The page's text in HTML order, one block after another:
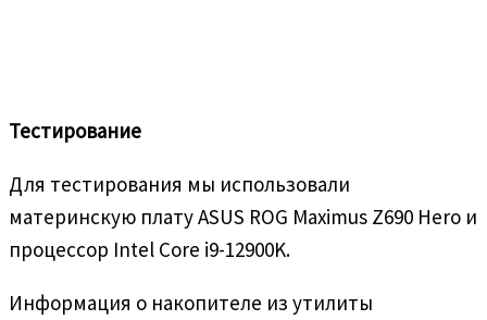
Тестирование
Для тестирования мы использовали
материнскую плату ASUS ROG Maximus Z690 Hero и
процессор Intel Core i9-12900K.
Информация о накопителе из утилиты